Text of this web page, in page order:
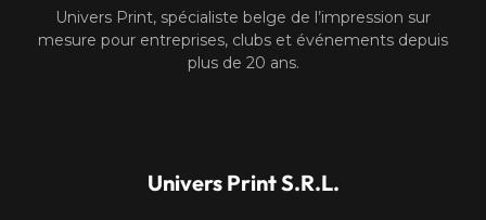
Univers Print, spécialiste belge de l’impression sur
mesure pour entreprises, clubs et événements depuis
plus de 20 ans.
Univers Print S.R.L.